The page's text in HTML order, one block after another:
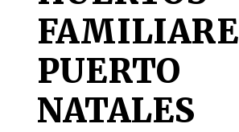
PUERTO
NATALES